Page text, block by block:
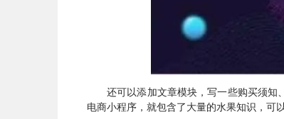
还可以添加文章模块，写一些购买须知
电商小程序，就包含了大量的水果知识，可